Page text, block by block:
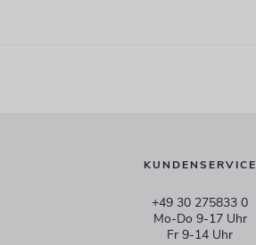
KUNDENSERVICE
+49 30 275833 0
Mo-Do 9-17 Uhr
Fr 9-14 Uhr